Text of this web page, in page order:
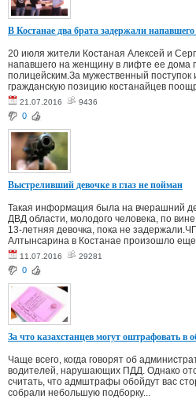
В Костанае два брата задержали напавшего
20 июля жители Костаная Алексей и
напавшего на женщину в лифте ее дома
полицейским.За мужественный поступок
гражданскую позицию костанайцев
21.07.2016 9436
0
Выстреливший девочке в глаз не пойман
Такая информация была на вчерашний
ДВД области, молодого человека, по
13-летняя девочка, пока не
Алтынсарина в Костанае произошло
11.07.2016 29281
0
За что казахстанцев могут оштрафовать в
Чаще всего, когда говорят об
водителей, нарушающих ПДД. Однако
считать, что адмштрафы обойдут вас
собрали небольшую подборку...